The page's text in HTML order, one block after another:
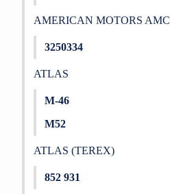
AMERICAN MOTORS AMC
3250334
ATLAS
M-46
M52
ATLAS (TEREX)
852 931